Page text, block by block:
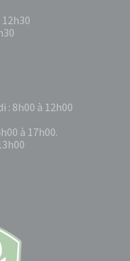
: 8h00 à 12h00
à 17h00.